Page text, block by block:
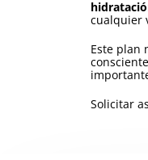
cualquier
Este plan
Solicitar